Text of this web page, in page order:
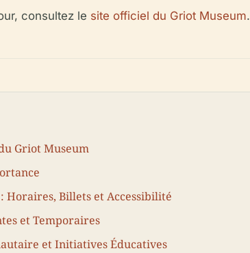
consultez le site officiel du Griot Museum.
Griot Museum
Billets et Accessibilité
et Temporaires
et Initiatives Éducatives